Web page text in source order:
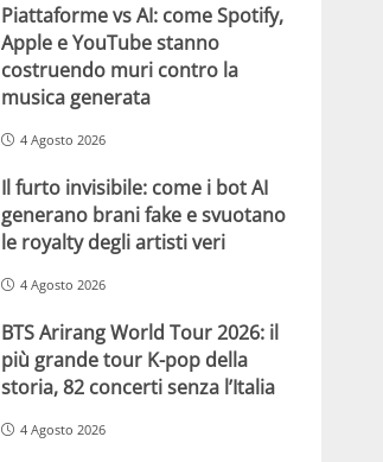
Piattaforme vs AI: come Spotify,
Apple e YouTube stanno
costruendo muri contro la
musica generata
4 Agosto 2026
Il furto invisibile: come i bot AI
generano brani fake e svuotano
le royalty degli artisti veri
4 Agosto 2026
BTS Arirang World Tour 2026: il
più grande tour K-pop della
storia, 82 concerti senza l’Italia
4 Agosto 2026